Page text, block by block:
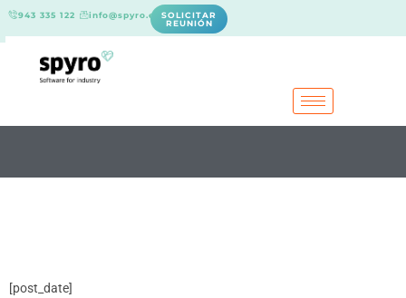
943 335 122 info@spyro.es SOLICITAR
REUNIÓN
[post_date]